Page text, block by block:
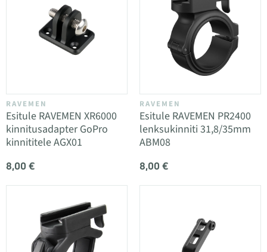
RAVEMEN
Esitule RAVEMEN XR6000
kinnitusadapter GoPro
kinnititele AGX01
8,00 €
RAVEMEN
Esitule RAVEMEN PR2400
lenksukinniti 31,8/35mm
ABM08
8,00 €